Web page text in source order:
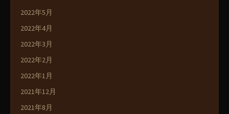
2022年5月
2022年4月
2022年3月
2022年2月
2022年1月
2021年12月
2021年8月